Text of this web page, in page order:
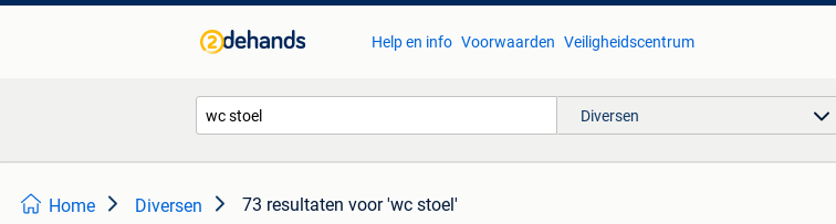
Help en info Voorwaarden Veiligheidscentrum
Diversen
Home Diversen 73 resultaten voor 'wc stoel'